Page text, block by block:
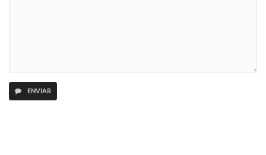
ENVIAR